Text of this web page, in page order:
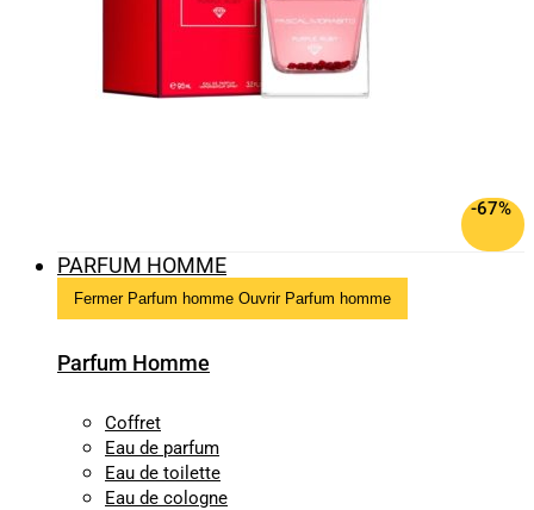
-67%
PARFUM HOMME
Fermer Parfum homme Ouvrir Parfum homme
Parfum Homme
Coffret
Eau de parfum
Eau de toilette
Eau de cologne